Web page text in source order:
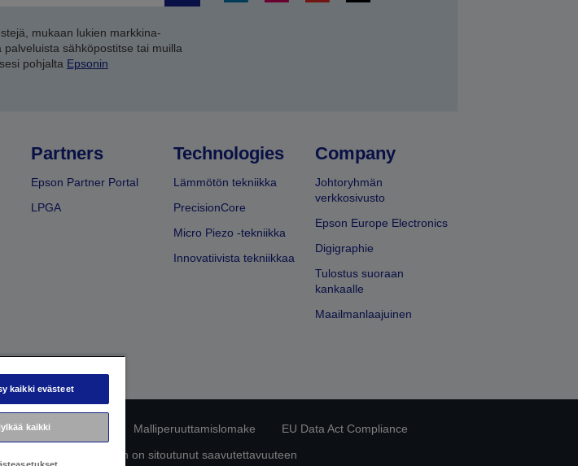
mukaan lukien markkina-
sähköpostitse tai muilla
pohjalta Epsonin
Partners
Epson Partner Portal
LPGA
Technologies
Lämmötön tekniikka
PrecisionCore
Micro Piezo -tekniikka
Innovatiivista tekniikkaa
Company
Johtoryhmän
verkkosivusto
Epson Europe Electronics
Digigraphie
Tulostus suoraan
kankaalle
Maailmanlaajuinen
Tietosuojailmoitus Malliperuuttamislomake
EU Data Act Compliance
Epson on sitoutunut saavutettavuuteen
kaikki evästeet
kaikki